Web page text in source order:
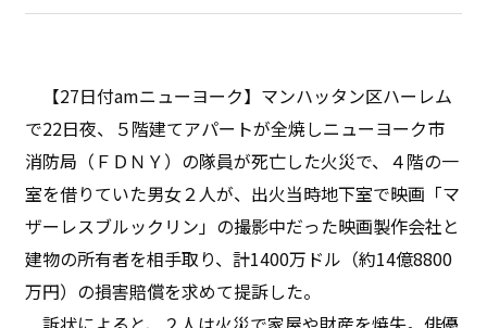
【27日付amニューヨーク】マンハッタン区ハーレム
で22日夜、５階建てアパートが全焼しニューヨーク市
消防局（ＦＤＮＹ）の隊員が死亡した火災で、４階の一
室を借りていた男女２人が、出火当時地下室で映画「マ
ザーレスブルックリン」の撮影中だった映画製作会社と
建物の所有者を相手取り、計1400万ドル（約14億8800
万円）の損害賠償を求めて提訴した。